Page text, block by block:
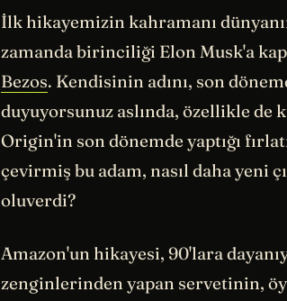
İlk hikayemizin kahramanı
zamanda birinciliği Elon Musk'a
Bezos. Kendisinin adını, son
duyuyorsunuz aslında, özellikle de
Origin'in son dönemde yaptığı
çevirmiş bu adam, nasıl daha yeni
oluverdi?
Amazon'un hikayesi, 90'lara
zenginlerinden yapan servetinin,